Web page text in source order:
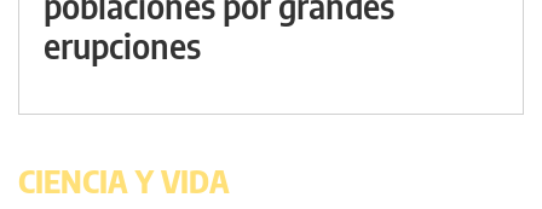
erupciones
CIENCIA Y VIDA